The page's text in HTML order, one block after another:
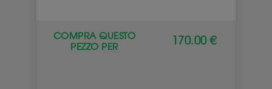
COMPRA QUESTO
PEZZO PER
170.00 €